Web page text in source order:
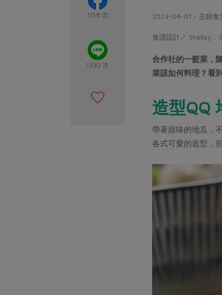
1158 次
1330 次
2023-04-01・主婦食
食譜設計／ Shelley
合作社的一籃菜，
菜該如何料理？看
造型QQ
帶著甜味的地瓜，
各式可愛的造型，